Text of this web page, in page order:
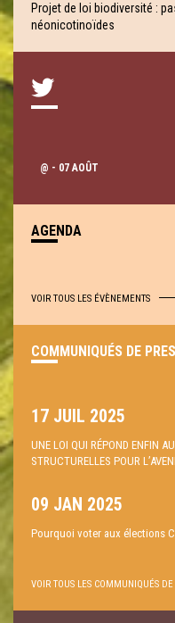
Projet de loi biodiversité :
néonicotinoïdes
@ - 07 AOÛT
AGENDA
VOIR TOUS LES ÉVÈNEMENTS
COMMUNIQUÉS DE
17 JUIL 2025
UNE LOI QUI RÉPOND ENFIN
STRUCTURELLES POUR
09 JAN 2025
Pourquoi voter aux élections
VOIR TOUS LES COMMUNIQUÉS DE